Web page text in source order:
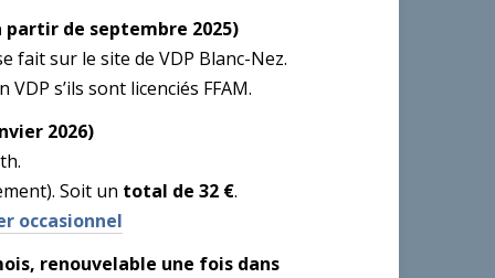
partir de septembre 2025)
fait sur le site de VDP Blanc-Nez.
s’ils sont licenciés FFAM.
2026)
Soit un total de 32 €.
occasionnel
renouvelable une fois dans